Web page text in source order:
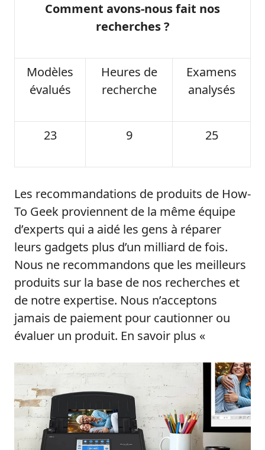
Comment avons-nous fait nos
recherches ?
Modèles
évalués
Heures de
recherche
Examens
analysés
23 9 25
Les recommandations de produits de How-
To Geek proviennent de la même équipe
d’experts qui a aidé les gens à réparer
leurs gadgets plus d’un milliard de fois.
Nous ne recommandons que les meilleurs
produits sur la base de nos recherches et
de notre expertise. Nous n’acceptons
jamais de paiement pour cautionner ou
évaluer un produit. En savoir plus «